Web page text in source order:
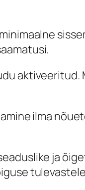
ilma
ja